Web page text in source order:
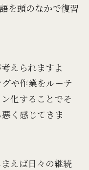
を頭のなかで復習
えられますよ
や作業をルーテ
化することでそ
く感じてきま
えば日々の継続